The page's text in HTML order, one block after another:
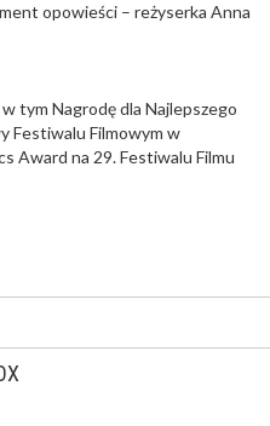
opowieści – reżyserka Anna
tym Nagrodę dla Najlepszego
Festiwalu Filmowym w
Award na 29. Festiwalu Filmu